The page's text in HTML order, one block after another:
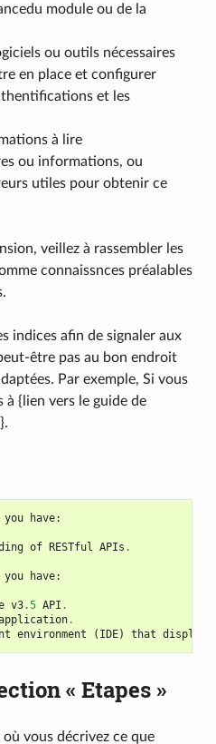
module ou de la
ou outils nécessaires
en place et configurer
et les
à lire
ou informations, ou
utiles pour obtenir ce
veillez à rassembler les
connaissnces préalables
indices afin de signaler aux
être pas au bon endroit
Par exemple, Si vous
{lien vers le guide de
you have:
of RESTful APIs .
you have:
v3.5 API .
.
environment ( IDE) that displays
« Etapes »
vous décrivez ce que